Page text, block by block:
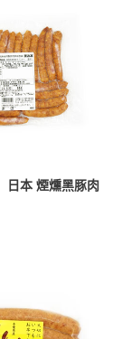
日本 煙燻黑豚肉